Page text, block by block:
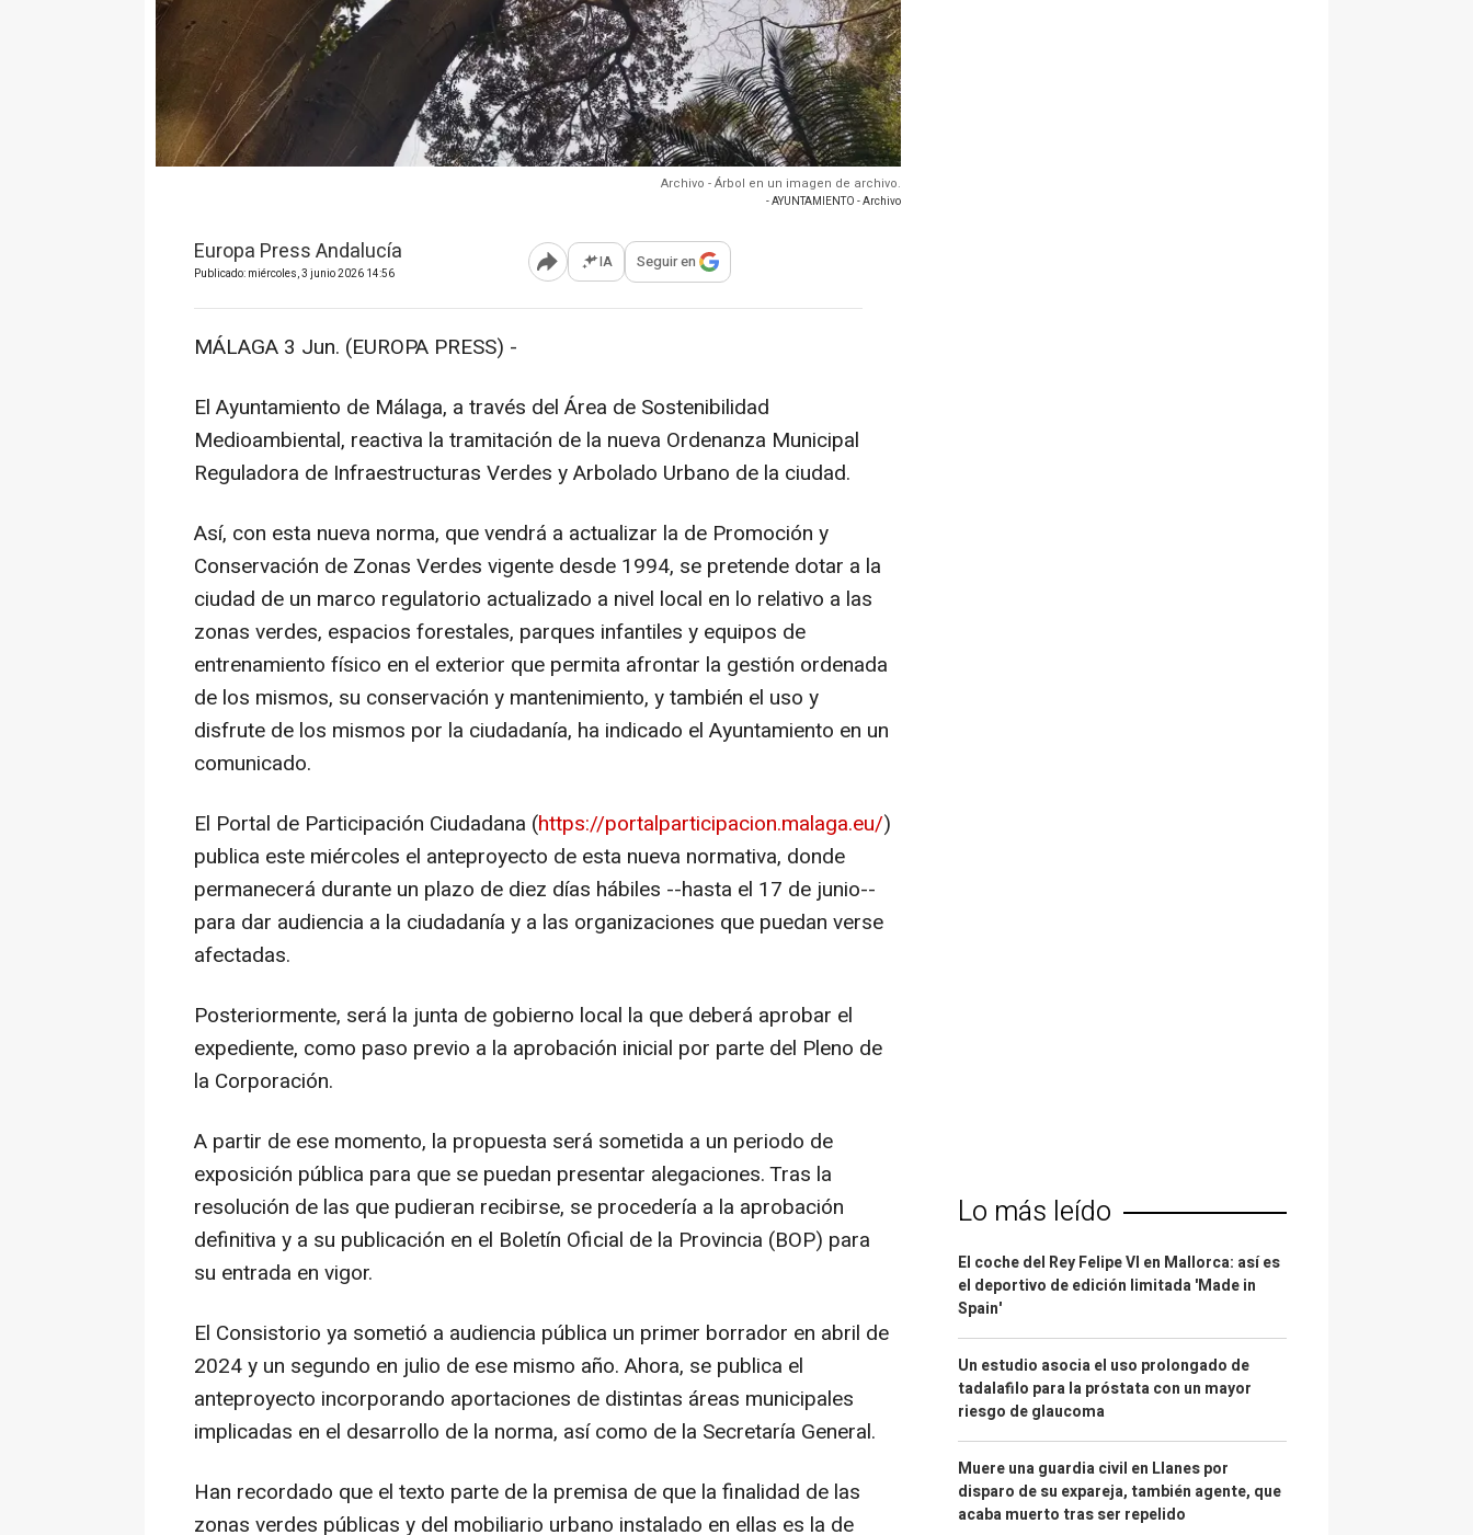
Archivo - Árbol en un imagen de archivo.
- AYUNTAMIENTO - Archivo
Europa Press Andalucía
Publicado: miércoles, 3 junio 2026 14:56 Abrir opciones para compartir
IA Seguir en
MÁLAGA 3 Jun. (EUROPA PRESS) -
El Ayuntamiento de Málaga, a través del Área de Sostenibilidad
Medioambiental, reactiva la tramitación de la nueva Ordenanza Municipal
Reguladora de Infraestructuras Verdes y Arbolado Urbano de la ciudad.
Así, con esta nueva norma, que vendrá a actualizar la de Promoción y
Conservación de Zonas Verdes vigente desde 1994, se pretende dotar a la
ciudad de un marco regulatorio actualizado a nivel local en lo relativo a las
zonas verdes, espacios forestales, parques infantiles y equipos de
entrenamiento físico en el exterior que permita afrontar la gestión ordenada
de los mismos, su conservación y mantenimiento, y también el uso y
disfrute de los mismos por la ciudadanía, ha indicado el Ayuntamiento en un
comunicado.
El Portal de Participación Ciudadana (https://portalparticipacion.malaga.eu/)
publica este miércoles el anteproyecto de esta nueva normativa, donde
permanecerá durante un plazo de diez días hábiles --hasta el 17 de junio--
para dar audiencia a la ciudadanía y a las organizaciones que puedan verse
afectadas.
Posteriormente, será la junta de gobierno local la que deberá aprobar el
expediente, como paso previo a la aprobación inicial por parte del Pleno de
la Corporación.
A partir de ese momento, la propuesta será sometida a un periodo de
exposición pública para que se puedan presentar alegaciones. Tras la
resolución de las que pudieran recibirse, se procedería a la aprobación
definitiva y a su publicación en el Boletín Oficial de la Provincia (BOP) para
su entrada en vigor.
El Consistorio ya sometió a audiencia pública un primer borrador en abril de
2024 y un segundo en julio de ese mismo año. Ahora, se publica el
anteproyecto incorporando aportaciones de distintas áreas municipales
implicadas en el desarrollo de la norma, así como de la Secretaría General.
Han recordado que el texto parte de la premisa de que la finalidad de las
zonas verdes públicas y del mobiliario urbano instalado en ellas es la de
Lo más leído
El coche del Rey Felipe VI en Mallorca: así es
el deportivo de edición limitada 'Made in
Spain'
Un estudio asocia el uso prolongado de
tadalafilo para la próstata con un mayor
riesgo de glaucoma
Muere una guardia civil en Llanes por
disparo de su expareja, también agente, que
acaba muerto tras ser repelido